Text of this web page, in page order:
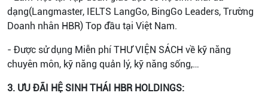
dạng(Langmaster, IELTS LangGo, BingGo Leaders, Trường
Doanh nhân HBR) Top đầu tại Việt Nam.
- Được sử dụng Miễn phí THƯ VIỆN SÁCH về kỹ năng
chuyên môn, kỹ năng quản lý, kỹ năng sống,…
3. ƯU ĐÃI HỆ SINH THÁI HBR HOLDINGS: